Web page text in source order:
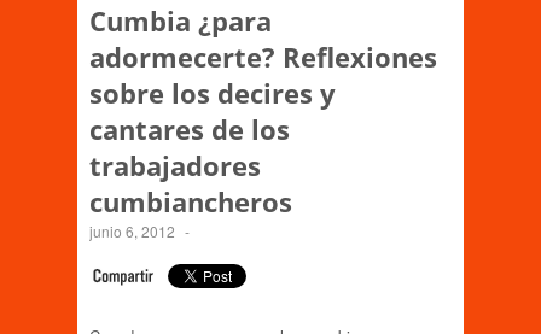
Cumbia ¿para
adormecerte? Reflexiones
sobre los decires y
cantares de los
trabajadores
cumbiancheros
junio 6, 2012 -